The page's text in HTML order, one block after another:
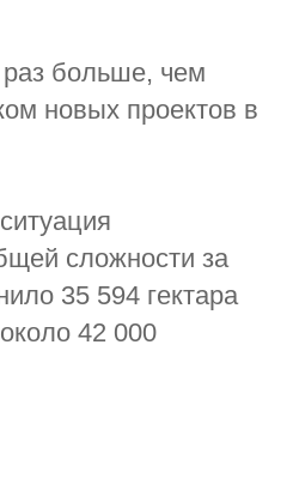
раз больше, чем
новых проектов в
сложности за
35 594 гектара
42 000